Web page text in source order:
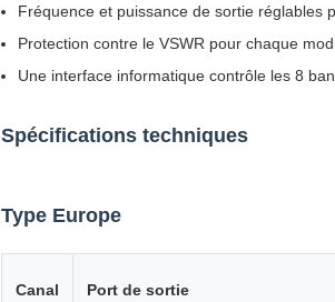
Fréquence et puissance de sortie réglables
Protection contre le VSWR pour chaque
Une interface informatique contrôle les 8
Spécifications techniques
Type Europe
Canal Port de sortie